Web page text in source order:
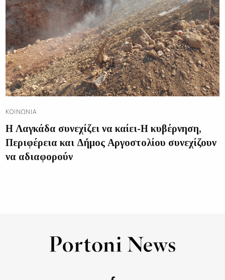
ΚΟΙΝΩΝΊΑ
Η Λαγκάδα συνεχίζει να καίει-Η κυβέρνηση,
Περιφέρεια και Δήμος Αργοστολίου συνεχίζουν
να αδιαφορούν